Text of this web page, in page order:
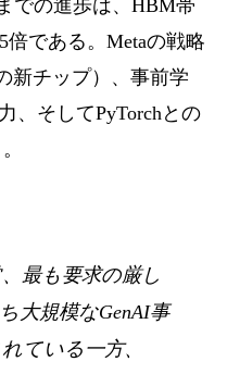
での進歩は、HBM帯
倍である。Metaの戦略
新チップ）、事前学
、そしてPyTorchとの
、最も要求の厳し
大規模なGenAI事
ている一方、